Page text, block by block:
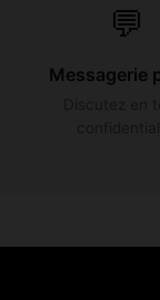
💬
Messagerie